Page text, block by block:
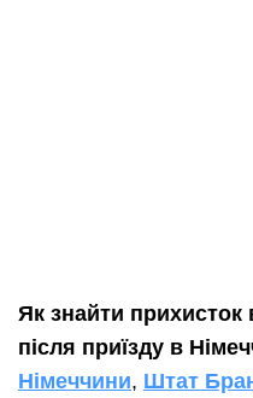
Як знайти прихисток
після приїзду в
Німеччини, Штат